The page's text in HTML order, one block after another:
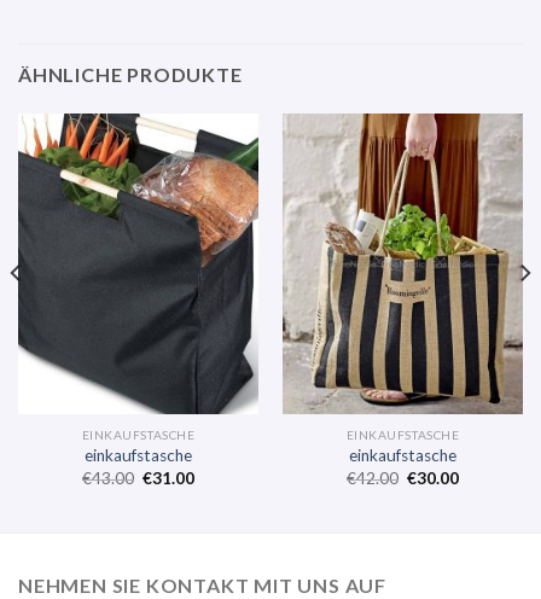
ÄHNLICHE PRODUKTE
EINKAUFSTASCHE
einkaufstasche
€43.00 €31.00
EINKAUFSTASCHE
einkaufstasche
€42.00 €30.00
NEHMEN SIE KONTAKT MIT UNS AUF